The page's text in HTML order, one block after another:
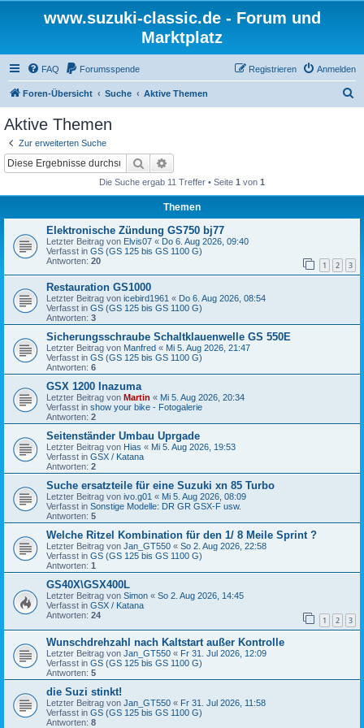
www.suzuki-classic.de - Forum und
Marktplatz
FAQ Forumsspende Anmelden
Registrieren
Foren-Übersicht Suche Aktive Themen
Aktive Themen
Zur erweiterten Suche
Suche
Die Suche ergab 11 Treffer • Seite 1 von 1
Themen
Elektronische Zündung GS750 bj77
Letzter Beitrag von Elvis07 « Do 6. Aug 2026, 09:40
Verfasst in GS (GS 125 bis GS 1100 G)
Antworten: 20 1 2 3
Restauration GS1000
Letzter Beitrag von icebird1961 « Do 6. Aug 2026, 08:54
Verfasst in GS (GS 125 bis GS 1100 G)
Antworten: 3
Sicherungsschraube Schaltklauenwelle GS 550E
Letzter Beitrag von Manfred « Mi 5. Aug 2026, 21:47
Verfasst in GS (GS 125 bis GS 1100 G)
Antworten: 6
GSX 1200 Inazuma
Letzter Beitrag von Martin « Mi 5. Aug 2026, 20:34
Verfasst in show your bike - Fotogalerie
Antworten: 2
Seitenständer Umbau Uprgade
Letzter Beitrag von Hias « Mi 5. Aug 2026, 19:53
Verfasst in GSX / Katana
Antworten: 2
Suche ersatzteile für eine Suzuki xn 85 Turbo
Letzter Beitrag von ivo.g01 « Mi 5. Aug 2026, 08:09
Verfasst in Sonstige Modelle: DR GR GSX-F usw.
Antworten: 5
Welche Ritzel Kombination für den 1/ 8 Meile Sprint ?
Letzter Beitrag von Jan_GT550 « So 2. Aug 2026, 22:58
Verfasst in GS (GS 125 bis GS 1100 G)
Antworten: 1
GS40X\GSX400L
Letzter Beitrag von Simon « So 2. Aug 2026, 14:45
Verfasst in GSX / Katana
Antworten: 24 1 2 3
Wunschdrehzahl nach Kaltstart außer Kontrolle
Letzter Beitrag von Jan_GT550 « Fr 31. Jul 2026, 12:09
Verfasst in GS (GS 125 bis GS 1100 G)
Antworten: 5
die Suzi stinkt!
Letzter Beitrag von Jan_GT550 « Fr 31. Jul 2026, 11:58
Verfasst in GS (GS 125 bis GS 1100 G)
Antworten: 8